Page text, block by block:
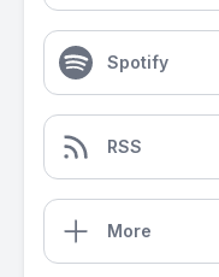
Spotify
RSS
More